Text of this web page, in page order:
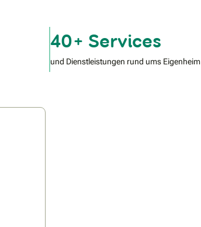
40+ Services
und Dienstleistungen rund ums Eigenheim